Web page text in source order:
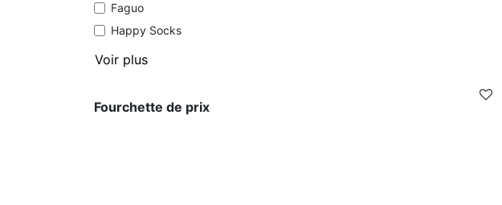
Faguo
Happy Socks
Voir plus
Fourchette de prix